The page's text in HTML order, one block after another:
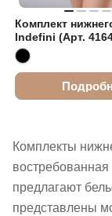
Комплект
Indefini (Арт.
Комплекты
востребованная
предлагают
представлены